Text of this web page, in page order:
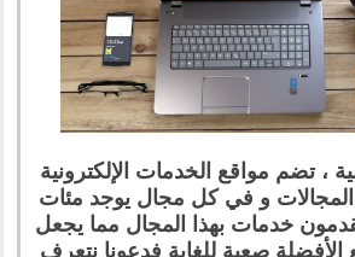
تضم مواقع الخدمات الإلكترونية
و في كل مجال يوجد مئات
خدمات بهذا المجال مما يجعل
الأفضلة صعبة للغاية فدعونا نتعرف